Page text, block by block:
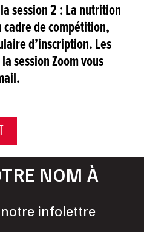
session 2 : La nutrition
de compétition,
d’inscription. Les
session Zoom vous
NOM À
infolettre